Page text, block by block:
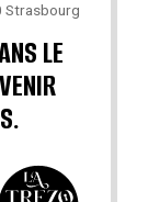
Strasbourg
LE